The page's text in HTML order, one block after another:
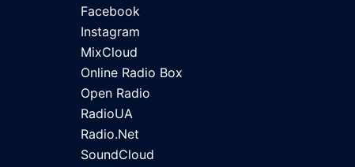
Facebook
Instagram
MixCloud
Online Radio Box
Open Radio
RadioUA
Radio.Net
SoundCloud